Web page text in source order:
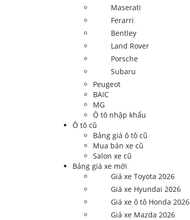
Maserati
Ferarri
Bentley
Land Rover
Porsche
Subaru
Peugeot
BAIC
MG
Ô tô nhập khẩu
Ô tô cũ
Bảng giá ô tô cũ
Mua bán xe cũ
Salon xe cũ
Bảng giá xe mới
Giá xe Toyota 2026
Giá xe Hyundai 2026
Giá xe ô tô Honda 2026
Giá xe Mazda 2026